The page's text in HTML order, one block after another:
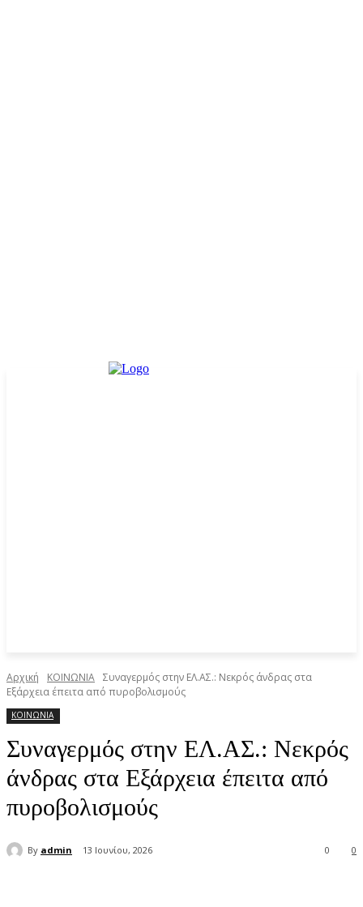
Αρχική ΚΟΙΝΩΝΙΑ Συναγερμός στην ΕΛ.ΑΣ.: Νεκρός άνδρας στα
Εξάρχεια έπειτα από πυροβολισμούς
ΚΟΙΝΩΝΙΑ
Συναγερμός στην ΕΛ.ΑΣ.: Νεκρός
άνδρας στα Εξάρχεια έπειτα από
πυροβολισμούς
By admin 13 Ιουνίου, 2026 0
0